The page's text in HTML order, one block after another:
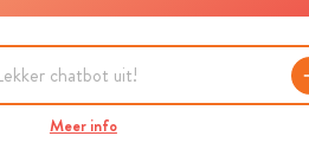
Meer info